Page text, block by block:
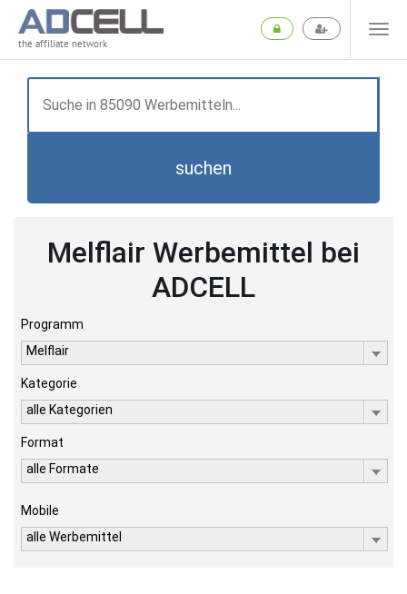
the affiliate network
suchen
Melflair Werbemittel bei
ADCELL
Programm
Melflair
Kategorie
alle Kategorien
Format
alle Formate
Mobile
alle Werbemittel